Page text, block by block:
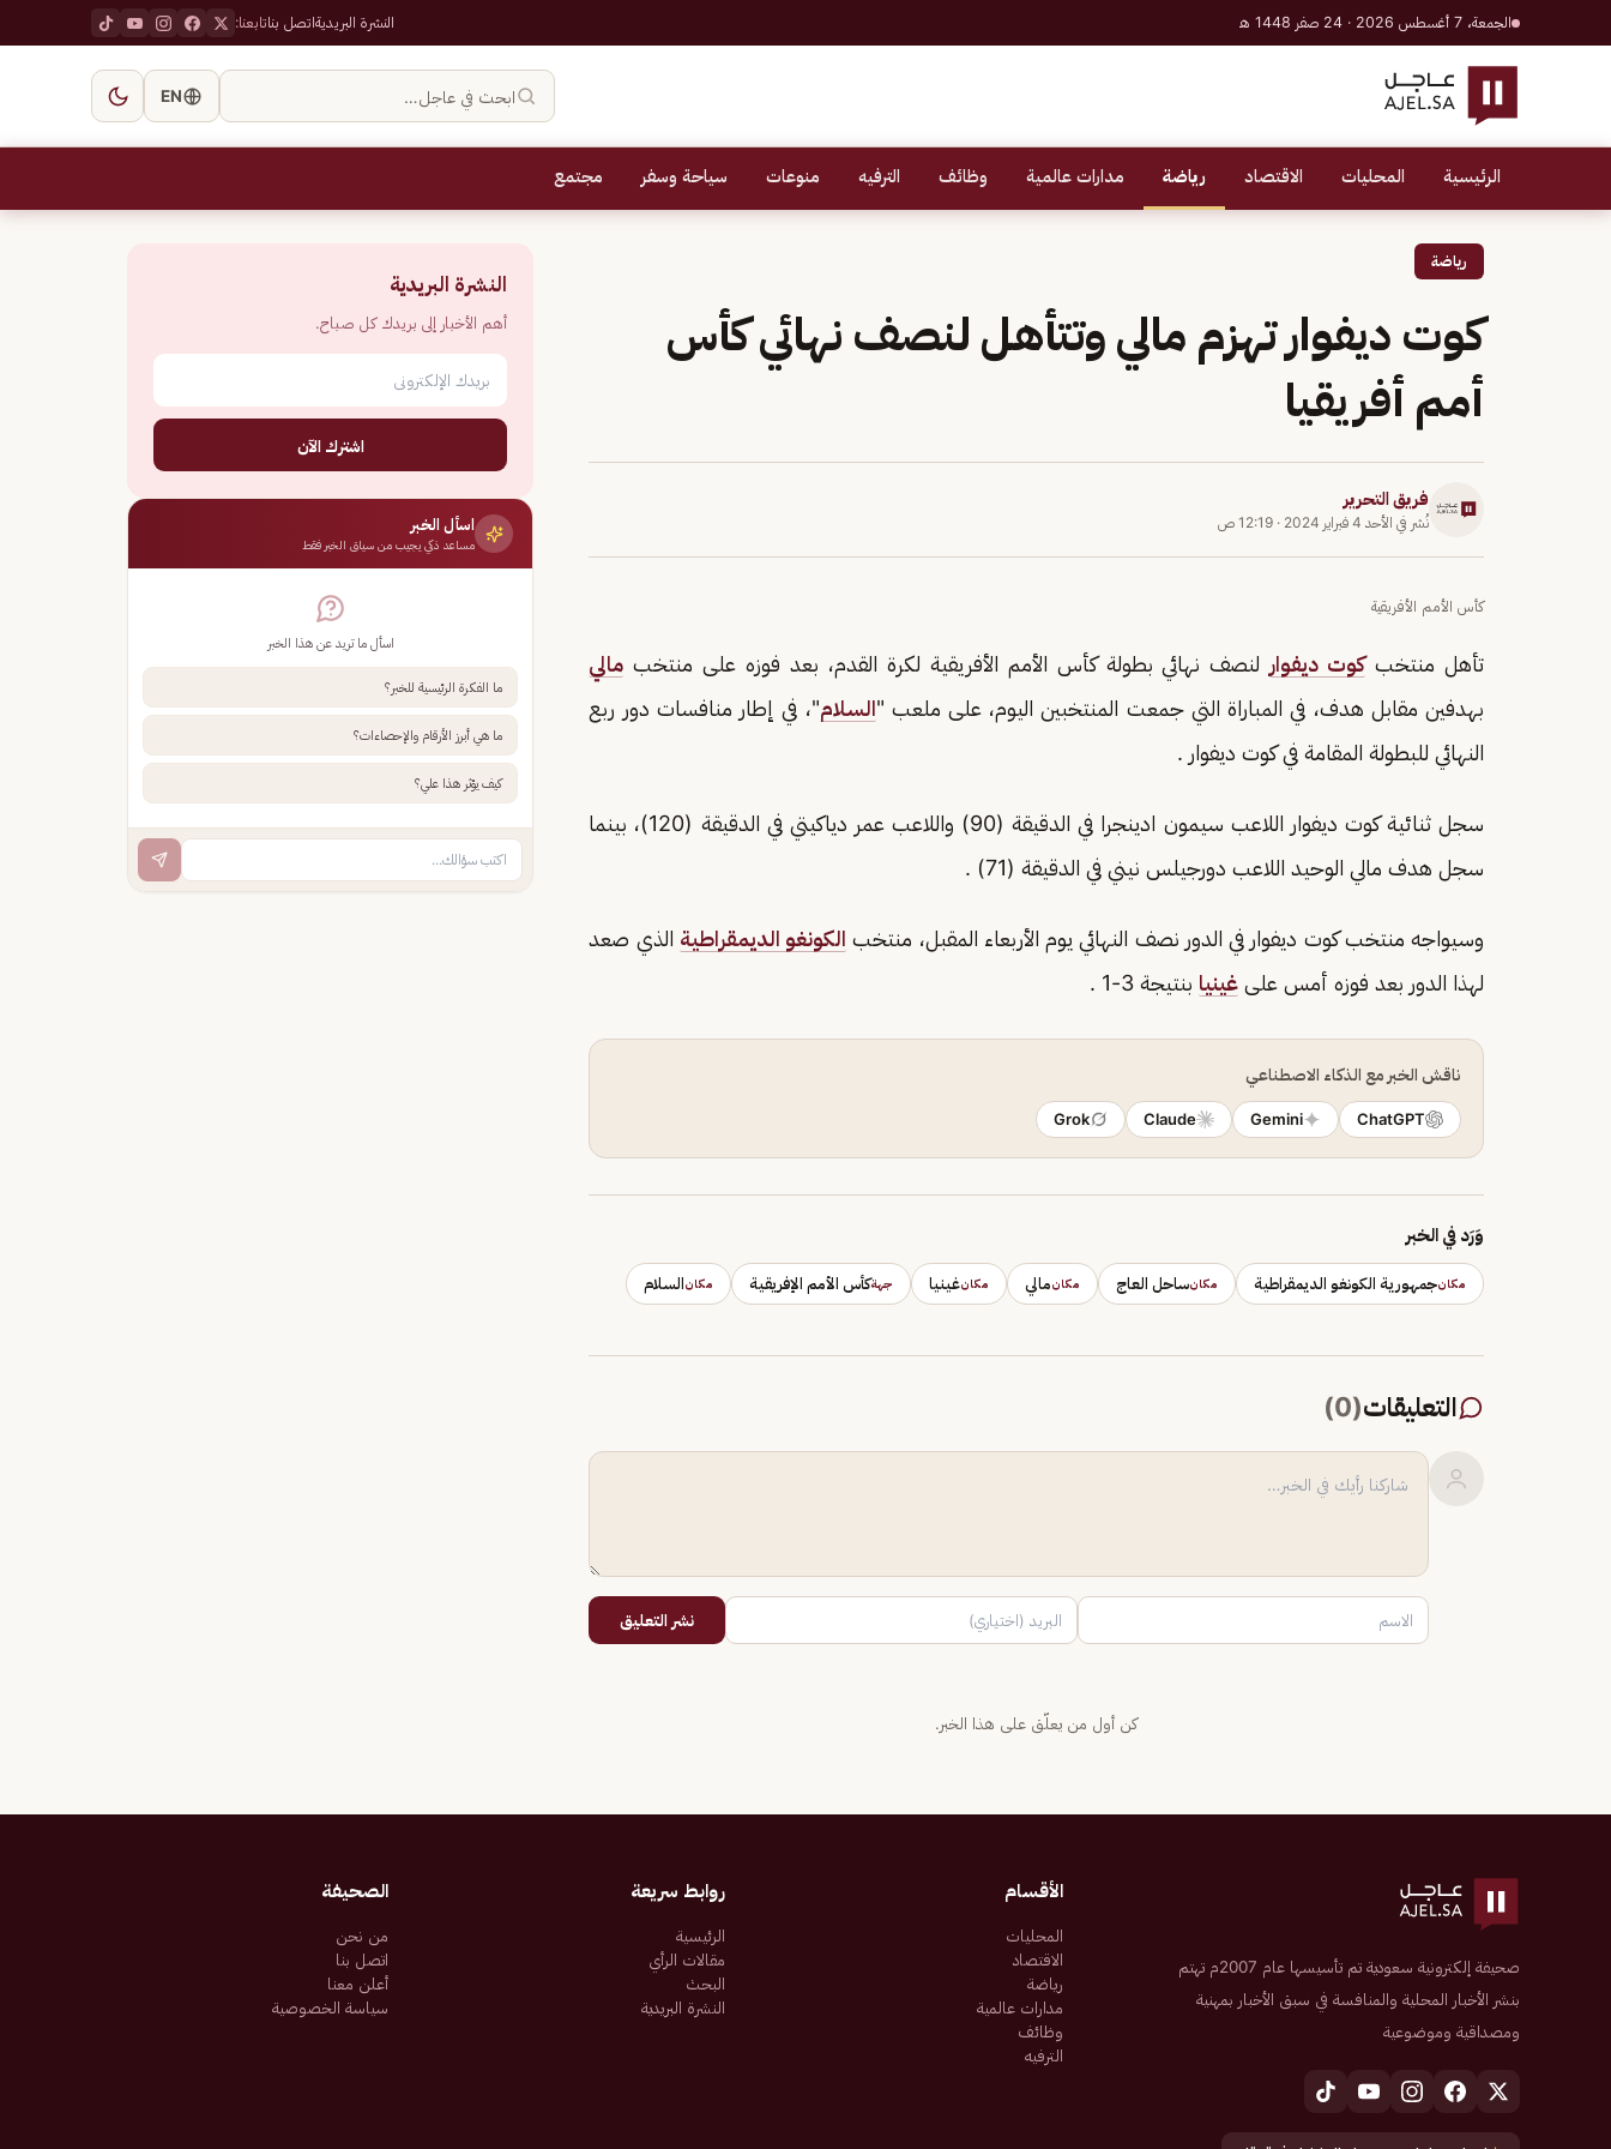
الجمعة، 7 أغسطس 2026 · 24 صفر 1448 هـ النشرة البريديةاتصل بناتابعنا:
ابحث في عاجل… EN
الرئيسية المحليات الاقتصاد رياضة مدارات عالمية وظائف الترفيه منوعات سياحة وسفر مجتمع
رياضة
كوت ديفوار تهزم مالي وتتأهل لنصف نهائي كأس
أمم أفريقيا
فريق التحرير
نُشر في الأحد 4 فبراير 2024 · 12:19 ص
كأس الأمم الأفريقية
تأهل منتخبكوت ديفوار لنصف نهائي بطولة كأس الأمم الأفريقية لكرة القدم، بعد فوزه على منتخب مالي
بهدفين مقابل هدف، في المباراة التي جمعت المنتخبين اليوم، على ملعب "السلام"، في إطار منافسات دور ربع
النهائي للبطولة المقامة في كوت ديفوار .
سجل ثنائية كوت ديفوار اللاعب سيمون ادينجرا في الدقيقة (90) واللاعب عمر دياكيتي في الدقيقة (120)، بينما
سجل هدف مالي الوحيد اللاعب دورجيلس نيني في الدقيقة (71) .
وسيواجه منتخب كوت ديفوار في الدور نصف النهائي يوم الأربعاء المقبل، منتخب الكونغو الديمقراطية الذي صعد
لهذا الدور بعد فوزه أمس على غينيا بنتيجة 3-1 .
ناقش الخبر مع الذكاء الاصطناعي
ChatGPT
Gemini
Claude
Grok
وَرَد في الخبر
مكانجمهورية الكونغو الديمقراطية مكانساحل العاج مكانمالي مكانغينيا جهةكأس الأمم الإفريقية مكانالسلام
التعليقات(
0
)
نشر التعليق
كن أول من يعلّق على هذا الخبر.
النشرة البريدية
أهم الأخبار إلى بريدك كل صباح.
اشترك الآن
اسأل الخبر
مساعد ذكي يجيب من سياق الخبر فقط
اسأل ما تريد عن هذا الخبر
ما الفكرة الرئيسية للخبر؟
ما هي أبرز الأرقام والإحصاءات؟
كيف يؤثر هذا علي؟
صحيفة إلكترونية سعودية تم تأسيسها عام 2007م تهتم
بنشر الأخبار المحلية والمنافسة في سبق الأخبار بمهنية
ومصداقية وموضوعية
الأقسام
المحليات
الاقتصاد
رياضة
مدارات عالمية
وظائف
الترفيه
روابط سريعة
الرئيسية
مقالات الرأي
البحث
النشرة البريدية
الصحيفة
من نحن
اتصل بنا
أعلن معنا
سياسة الخصوصية